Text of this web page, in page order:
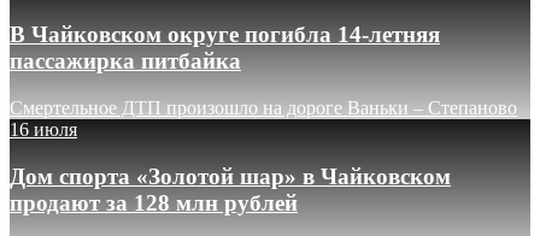
В Чайковском округе погибла 14-летняя
пассажирка питбайка
Смертельное ДТП произошло на дороге Ваньки – Степаново
16 июля
Дом спорта «Золотой шар» в Чайковском
продают за 128 млн рублей